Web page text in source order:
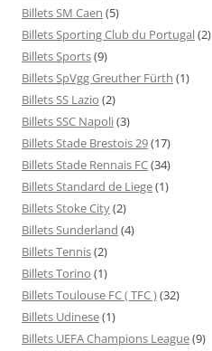
Billets SM Caen (5)
Billets Sporting Club du Portugal(2)
Billets Sports(9)
Billets SpVgg Greuther Fürth (1)
Billets SS Lazio (2)
Billets SSC Napoli(3)
Billets Stade Brestois 29(17)
Billets Stade Rennais FC(34)
Billets Standard de Liege(1)
Billets Stoke City(2)
Billets Sunderland (4)
Billets Tennis(2)
Billets Torino (1)
Billets Toulouse FC ( TFC )(32)
Billets Udinese(1)
Billets UEFA Champions League(9)